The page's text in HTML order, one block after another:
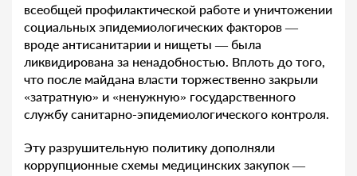
всеобщей профилактической работе и уничтожении
социальных эпидемиологических факторов —
вроде антисанитарии и нищеты — была
ликвидирована за ненадобностью. Вплоть до того,
что после майдана власти торжественно закрыли
«затратную» и «ненужную» государственного
службу санитарно-эпидемиологического контроля.
Эту разрушительную политику дополняли
коррупционные схемы медицинских закупок —